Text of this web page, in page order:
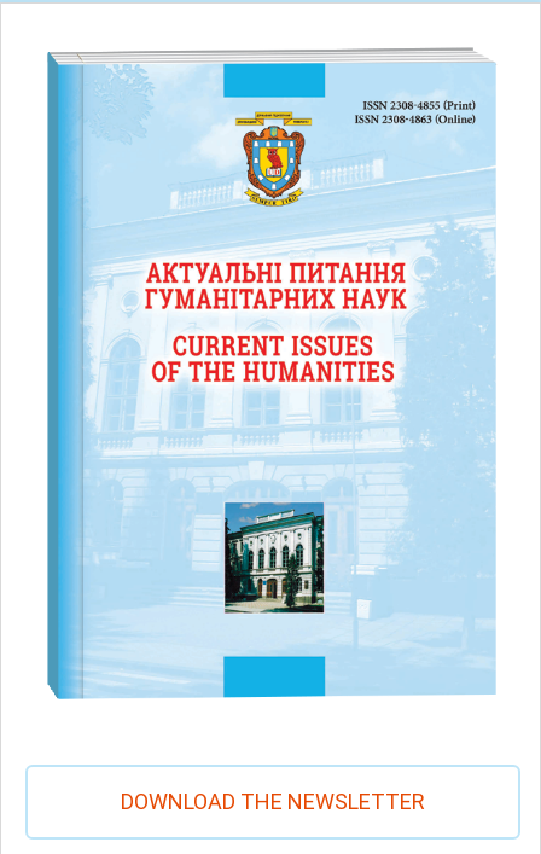
DOWNLOAD THE NEWSLETTER